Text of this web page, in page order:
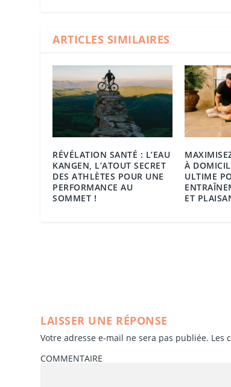
ARTICLES SIMILAIRES
RÉVÉLATION SANTÉ : L’EAU
KANGEN, L’ATOUT SECRET
DES ATHLÈTES POUR UNE
PERFORMANCE AU
SOMMET !
À
ULTIME
ET
LAISSER UNE RÉPONSE
Votre adresse e-mail ne sera pas publiée. Les
COMMENTAIRE